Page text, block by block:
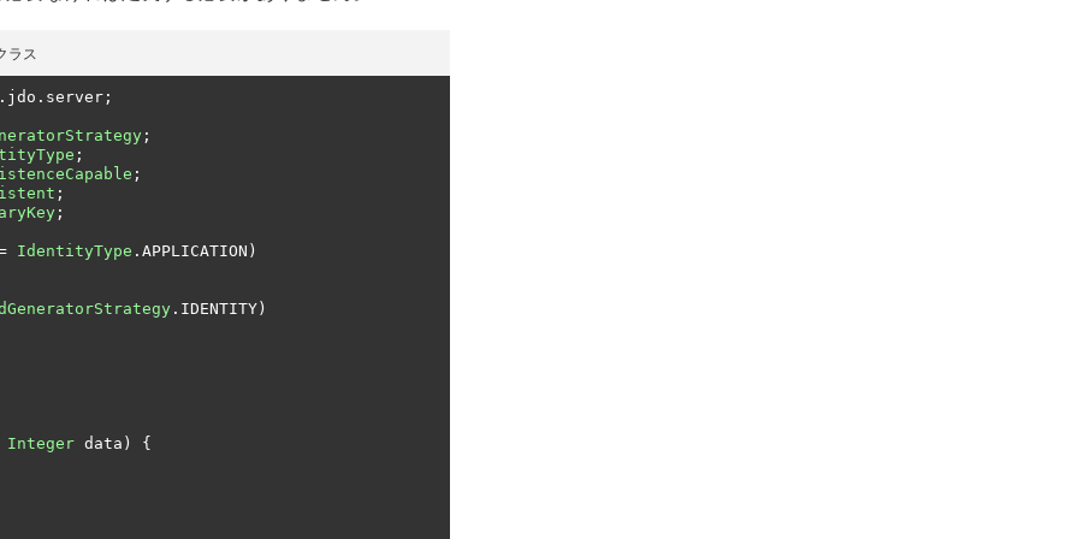
ラス
jdo . server ;
;
;
;
;
;
IdentityType . APPLICATION )
. IDENTITY )
Integer data ) {